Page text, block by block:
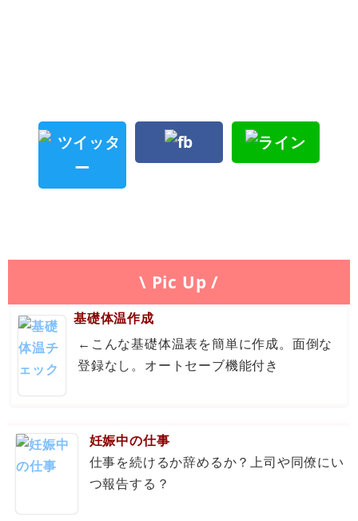
\ Pic Up /
基礎体温作成
←こんな基礎体温表を簡単に作成。面倒な
登録なし。オートセーブ機能付き
妊娠中の仕事
仕事を続けるか辞めるか？上司や同僚にい
つ報告する？